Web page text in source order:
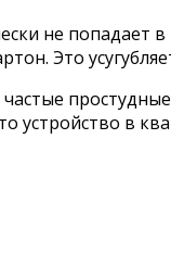
не попадает
Это
устройство в